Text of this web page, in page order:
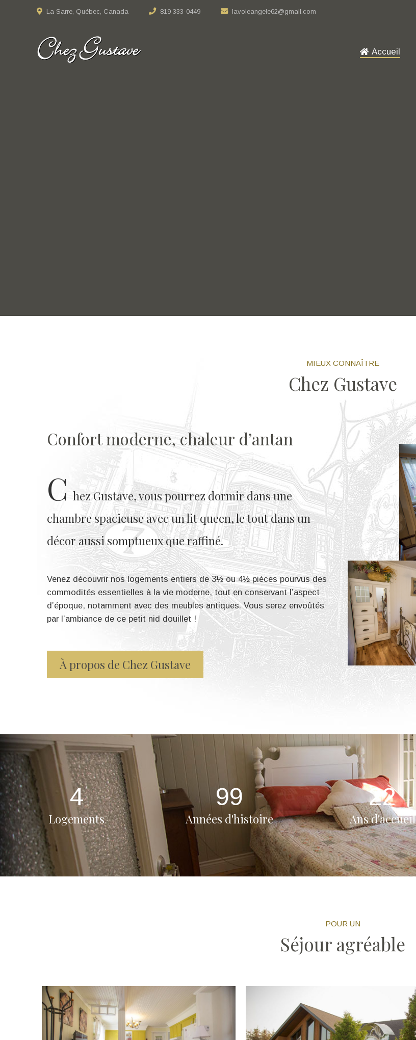
La Sarre, Québec, Canada 819 333-0449 lavoieangele62@gmail.com
Accueil
MIEUX CONNAÎTRE
Chez Gustave
Confort moderne, chaleur d’antan
C hez Gustave, vous pourrez dormir dans une
chambre spacieuse avec un lit queen, le tout dans un
décor aussi somptueux que raffiné.
Venez découvrir nos logements entiers de 3½ ou 4½ pièces pourvus des
commodités essentielles à la vie moderne, tout en conservant l’aspect
d’époque, notamment avec des meubles antiques. Vous serez envoûtés
par l’ambiance de ce petit nid douillet !
À propos de Chez Gustave
Logements
4
Années d'histoire
99
Ans d'accueil
22
POUR UN
Séjour agréable